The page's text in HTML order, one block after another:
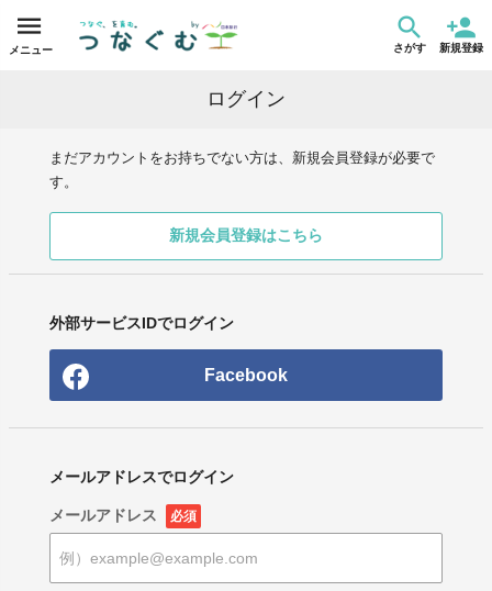
メニュー さがす 新規登録
ログイン
まだアカウントをお持ちでない方は、新規会員登録が必要で
す。
新規会員登録はこちら
外部サービスIDでログイン
Facebook
メールアドレスでログイン
メールアドレス 必須